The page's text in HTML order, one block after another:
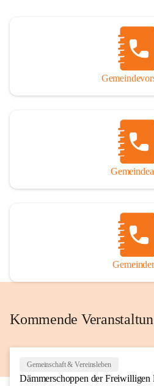
Kommende
Gemeinschaft & Vereinsleben
Dämmerschoppen der Freiwilligen